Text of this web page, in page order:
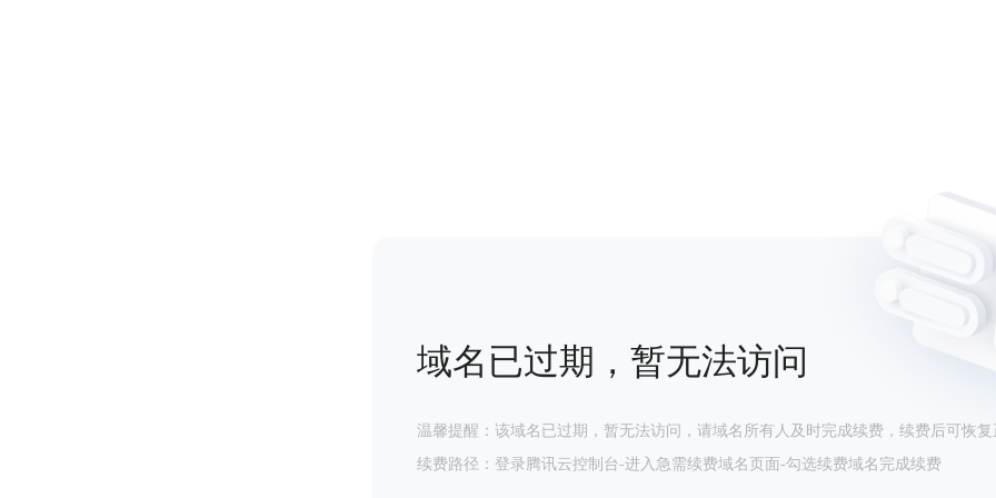
域名已过期，暂无法访问
温馨提醒：该域名已过期，暂无法访问，请域名所有人及时完成续费，续费后可恢复
续费路径：登录腾讯云控制台-进入急需续费域名页面-勾选续费域名完成续费